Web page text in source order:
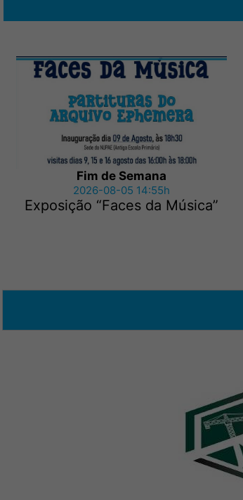
Fim de Semana
2026-08-05 14:55h
Exposição “Faces da Música”